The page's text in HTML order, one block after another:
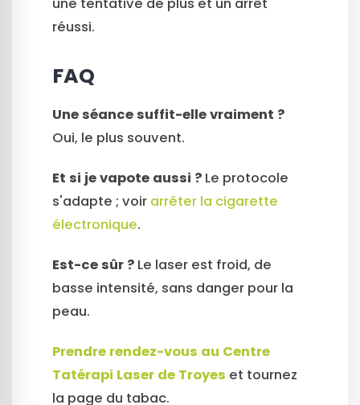
une tentative de plus et un arrêt
réussi.
FAQ
Une séance suffit-elle vraiment ?
Oui, le plus souvent.
Et si je vapote aussi ? Le protocole
s'adapte ; voir arrêter la cigarette
électronique.
Est-ce sûr ? Le laser est froid, de
basse intensité, sans danger pour la
peau.
Prendre rendez-vous au Centre
Tatérapi Laser de Troyes et tournez
la page du tabac.